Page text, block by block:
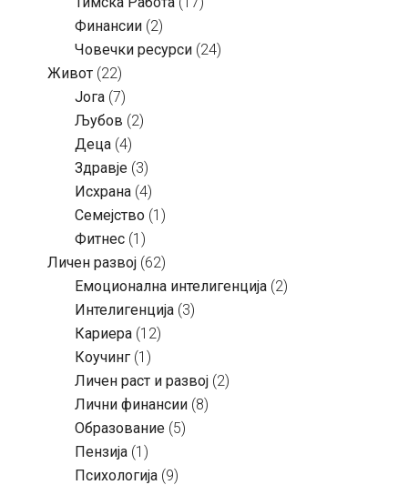
Финансии (2)
Човечки ресурси (24)
Живот (22)
Јога (7)
Љубов (2)
Деца (4)
Здравје (3)
Исхрана (4)
Семејство (1)
Фитнес (1)
Личен развој (62)
Емоционална интелигенција (2)
Интелигенција (3)
Кариера (12)
Коучинг (1)
Личен раст и развој (2)
Лични финансии (8)
Образование (5)
Пензија (1)
Психологија (9)